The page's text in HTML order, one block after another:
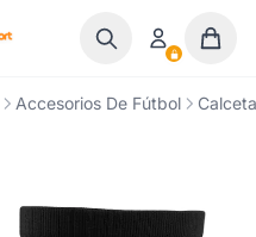
Accesorios De Fútbol